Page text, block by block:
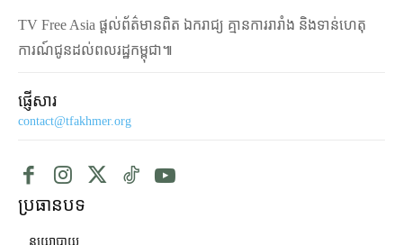
TV Free Asia ផ្ដល់ព័ត៌មានពិត ឯករាជ្យ គ្មានការរារាំង និងទាន់ហេតុ
ការណ៍ជូនដល់ពលរដ្ឋកម្ពុជា៕
ផ្ញើសារ
contact@tfakhmer.org
ប្រធានបទ
នយោបាយ